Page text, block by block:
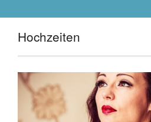
Hochzeiten